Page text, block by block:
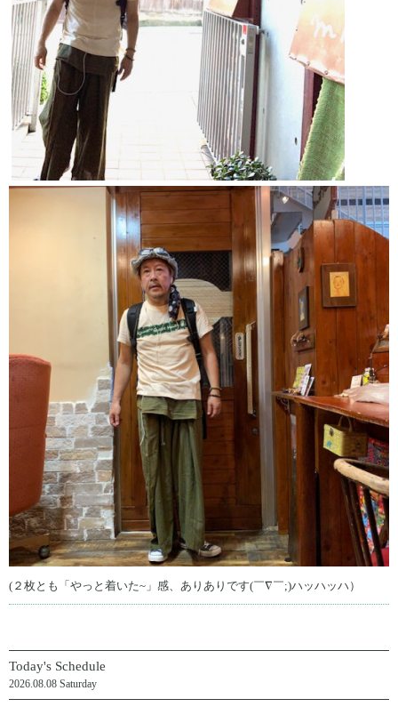
(２枚とも「やっと着いた~」感、ありありです(￣∇￣;)ハッハッハ）
Today's Schedule
2026.08.08 Saturday